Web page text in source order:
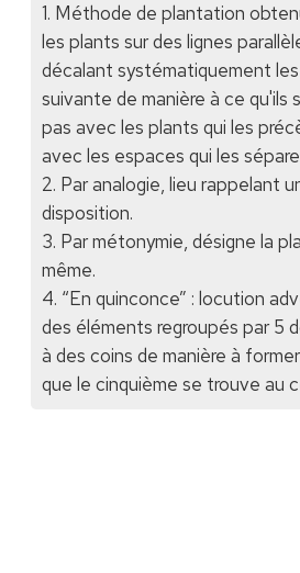
1. Méthode de plantation
les plants sur des lignes
décalant systématiquement
suivante de manière à ce qu'ils
pas avec les plants qui les
avec les espaces qui les
2. Par analogie, lieu rappelant
disposition.
3. Par métonymie, désigne la
même.
4. “En quinconce” : locution
des éléments regroupés par 5
à des coins de manière à
que le cinquième se trouve au